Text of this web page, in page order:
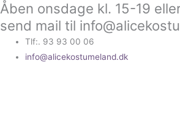
Gå
til
indholdet
Åben onsdage kl. 15-19
send mail til
Tlf:. 93 93 00 06
info@alicekostumeland.dk